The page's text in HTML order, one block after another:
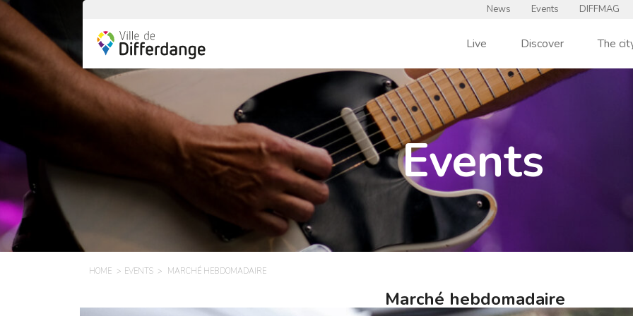
News Events DIFFMAG
Live Discover The
Events
HOME EVENTS MARCHÉ HEBDOMADAIRE
Marché hebdomadaire